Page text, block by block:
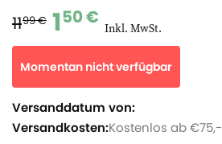
1199 € 150 € Inkl. MwSt.
Momentan nicht verfügbar
Versanddatum von:
Versandkosten:Kostenlos ab €75,-